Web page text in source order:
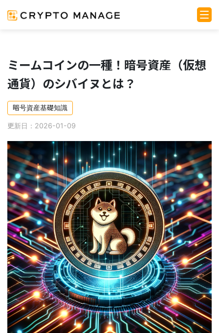
ミームコインの一種！暗号資産（仮想
通貨）のシバイヌとは？
暗号資産基礎知識
更新日：2026-01-09